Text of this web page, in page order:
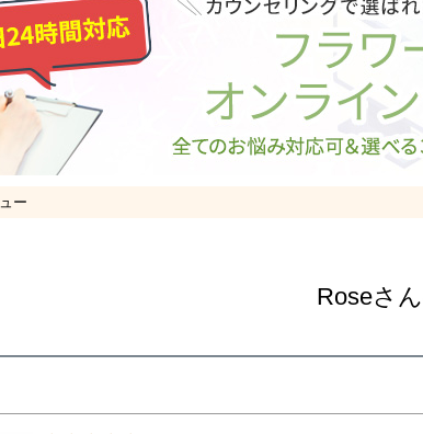
ー
Roseさ